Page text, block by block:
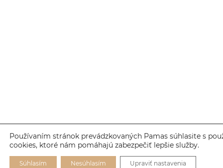
Používaním stránok prevádzkovaných Pamas súhlasite s
cookies, ktoré nám pomáhajú zabezpečiť lepšie služby.
Súhlasím Nesúhlasím Upraviť nastavenia